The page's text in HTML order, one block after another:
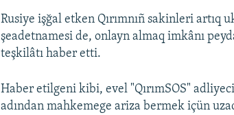
Rusiye işğal etken Qırımnıñ sakinleri artıq
şeadetnamesi de, onlayn almaq imkânı
teşkilâtı haber etti.
Haber etilgeni kibi, evel "QırımSOS"
adından mahkemege ariza bermek içün